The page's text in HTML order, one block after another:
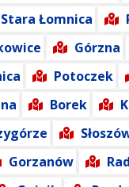
Stara Łomnica
Górzna
Potoczek
Borek
Gorzanów